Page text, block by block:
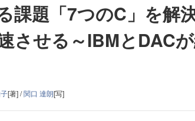
課題「7つのC」を解
させる～IBMとDAC
[著] /関口 達朗[写]